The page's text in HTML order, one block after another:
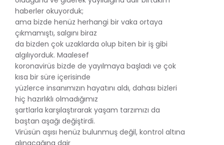
haberler okuyorduk;
ama bizde henüz herhangi bir vaka ortaya
çıkmamıştı, salgını biraz
da bizden çok uzaklarda olup biten bir iş gibi
algılıyorduk. Maalesef
koronavirüs bizde de yayılmaya başladı ve çok
kısa bir süre içerisinde
yüzlerce insanımızın hayatını aldı, dahası bizleri
hiç hazırlıklı olmadığımız
şartlarla karşılaştırarak yaşam tarzımızı da
baştan aşağı değiştirdi.
Virüsün aşısı henüz bulunmuş değil, kontrol altına
alınacağına dair